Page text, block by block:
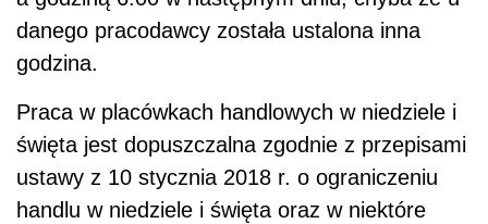
danego pracodawcy została ustalona inna
godzina.
Praca w placówkach handlowych w niedziele i
święta jest dopuszczalna zgodnie z przepisami
ustawy z 10 stycznia 2018 r. o ograniczeniu
handlu w niedziele i święta oraz w niektóre